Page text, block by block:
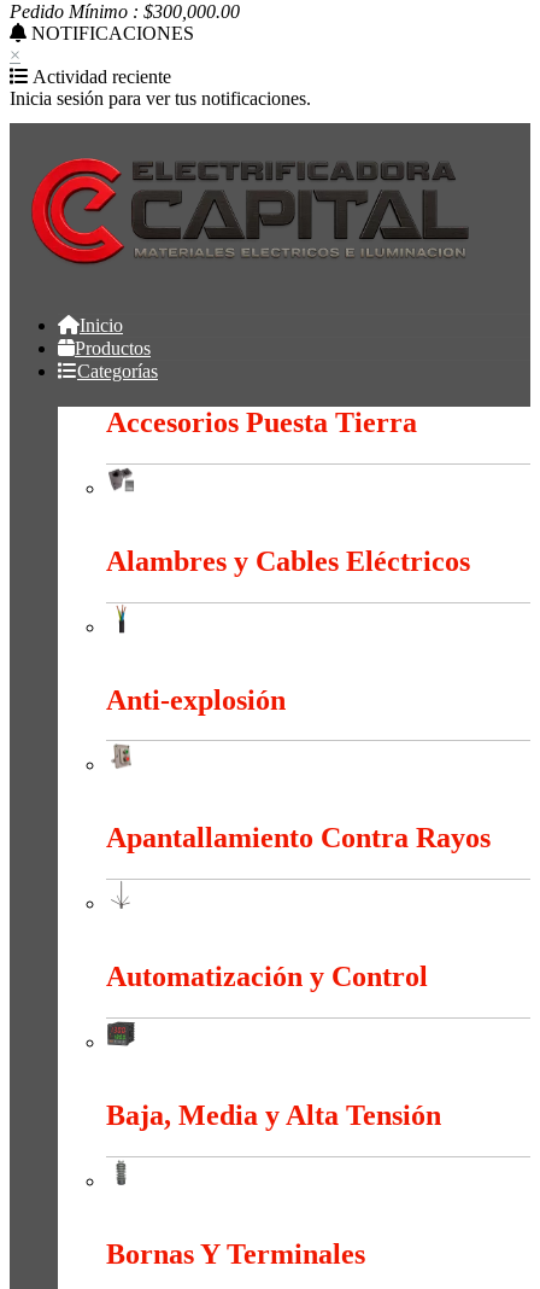
Pedido Mínimo : $300,000.00
NOTIFICACIONES
×
Actividad reciente
Inicia sesión para ver tus notificaciones.
Inicio
Productos
Categorías
Accesorios Puesta Tierra
Alambres y Cables Eléctricos
Anti-explosión
Apantallamiento Contra Rayos
Automatización y Control
Baja, Media y Alta Tensión
Bornas Y Terminales